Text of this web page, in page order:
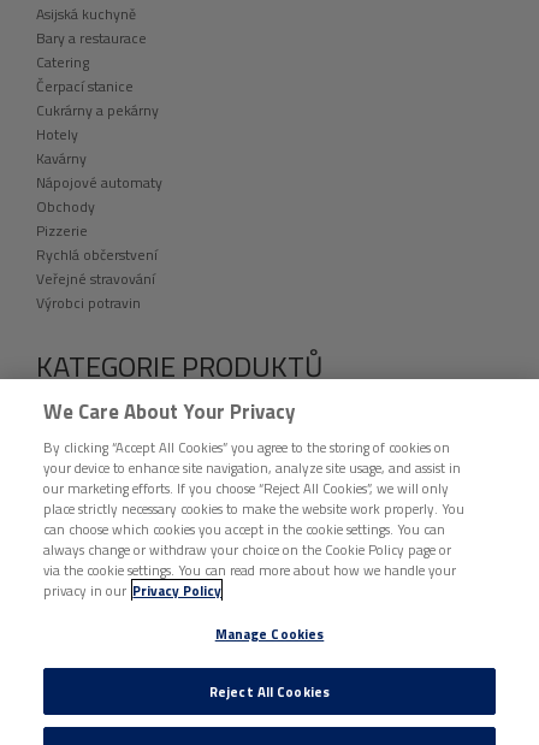
Asijská kuchyně
Bary a restaurace
Catering
Čerpací stanice
Cukrárny a pekárny
Hotely
Kavárny
Nápojové automaty
Obchody
Pizzerie
Rychlá občerstvení
Veřejné stravování
Výrobci potravin
KATEGORIE PRODUKTŮ
VÝPRODEJ
Folie a přířezy
Etikety
Jednorázové nádobí a catering
Hygiena a úklid
Ochranné pomůcky
Tašky, pytle a sáčky
Vybavení provozoven
DISTRIBUCE BUNZL ČESKÁ REPUBLIKA © 2026 VŠECHNA PRÁVA VYHRAZENA. |
ZÁSADY OCHRANY OSOBNÍCH ÚDAJŮ|ZÁSADY O SOUBORECH COOKIE|
We Care About Your Privacy
By clicking “Accept All Cookies” you agree to the storing of cookies on
your device to enhance site navigation, analyze site usage, and assist in
our marketing efforts. If you choose “Reject All Cookies”, we will only
place strictly necessary cookies to make the website work properly. You
can choose which cookies you accept in the cookie settings. You can
always change or withdraw your choice on the Cookie Policy page or
via the cookie settings. You can read more about how we handle your
privacy in our Privacy Policy
Manage Cookies
Reject All Cookies